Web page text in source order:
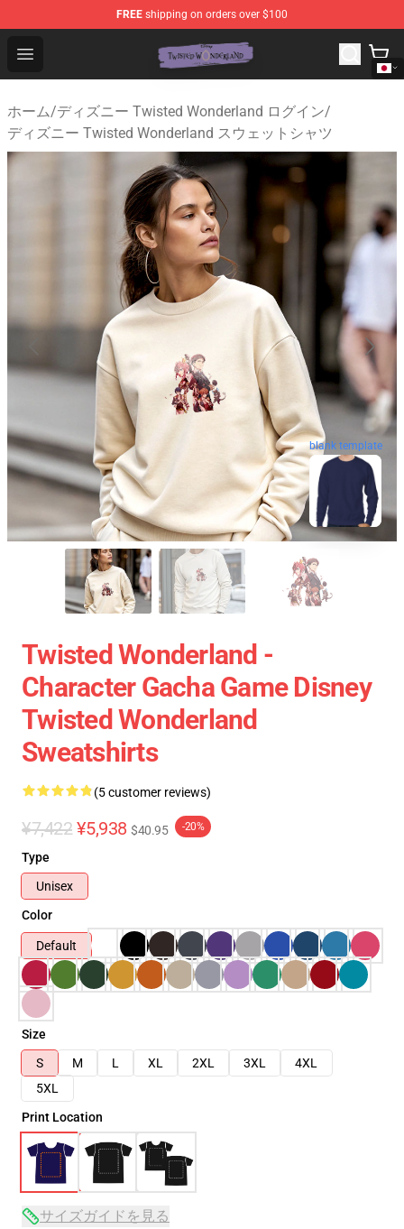
FREE shipping on orders over $100
Open menu
Twisted Wonderland Store - Official Twisted
ホーム/ディズニー Twisted Wonderland ログイン/
ディズニー Twisted Wonderland スウェットシャツ
blank template
Twisted Wonderland -
Character Gacha Game Disney
Twisted Wonderland
Sweatshirts
(5 customer reviews)
¥7,422 ¥5,938 $40.95 -20%
Type
Unisex
Color
Default
Size
S
M L XL 2XL 3XL
4XL
5XL
Print Location
サイズガイドを見る